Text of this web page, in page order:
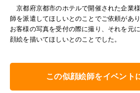
京都府京都市のホテルで開催された企業
師を派遣してほしいとのことでご依頼があ
お客様の写真を受付の際に撮り、それを元
顔絵を描いてほしいとのことでした。
この似顔絵師をイベント